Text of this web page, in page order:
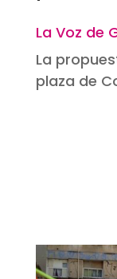
La Voz de
La
plaza de